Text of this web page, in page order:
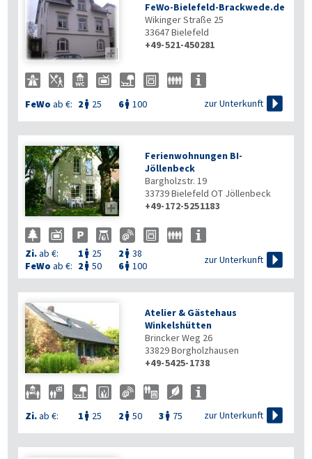

FeWo-Bielefeld-Brackwede.de
Wikinger Straße 25
33647Bielefeld
+49-521-450281
FeWo ab €: 2  25 6 100 zur Unterkunft 

Ferienwohnungen BI-
Jöllenbeck
Bargholzstr. 19
33739Bielefeld OT Jöllenbeck
+49-172-5251183
Zi.ab €: 1  25 2  38
FeWo ab €: 2  50 6 100
zur Unterkunft 
Atelier & Gästehaus
Winkelshütten
Brincker Weg 26
33829Borgholzhausen
+49-5425-1738
Zi.ab €: 1  25 2  50 3  75 zur Unterkunft 